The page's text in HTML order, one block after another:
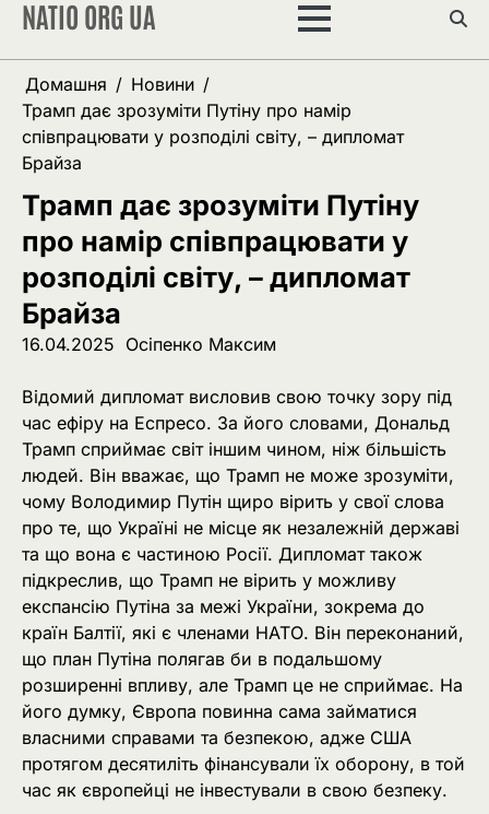
Перейти
вмісту
NATIO ORG UA
Домашня
Новини
Трамп дає зрозуміти Путіну про намір
співпрацювати у розподілі світу, – дипломат
Брайза
Трамп дає зрозуміти Путіну
про намір співпрацювати у
розподілі світу, – дипломат
Брайза
16.04.2025 Осіпенко Максим
Відомий дипломат висловив свою точку зору під
час ефіру на Еспресо. За його словами, Дональд
Трамп сприймає світ іншим чином, ніж більшість
людей. Він вважає, що Трамп не може зрозуміти,
чому Володимир Путін щиро вірить у свої слова
про те, що Україні не місце як незалежній державі
та що вона є частиною Росії. Дипломат також
підкреслив, що Трамп не вірить у можливу
експансію Путіна за межі України, зокрема до
країн Балтії, які є членами НАТО. Він переконаний,
що план Путіна полягав би в подальшому
розширенні впливу, але Трамп це не сприймає. На
його думку, Європа повинна сама займатися
власними справами та безпекою, адже США
протягом десятиліть фінансували їх оборону, в той
час як європейці не інвестували в свою безпеку.